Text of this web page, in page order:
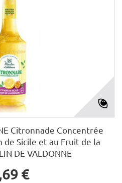
Citronnade Concentrée
Sicile et au Fruit de la
DE VALDONNE
€